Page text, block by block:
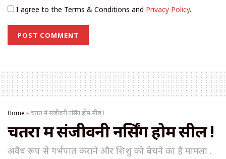
I agree to the Terms & Conditions and Privacy Policy.
Home »चतरा में संजीवनी नर्सिंग होम सील !
चतरा में संजीवनी नर्सिंग होम सील !
अवैध रूप से गर्भपात कराने और शिशु को बेचने का है मामला .